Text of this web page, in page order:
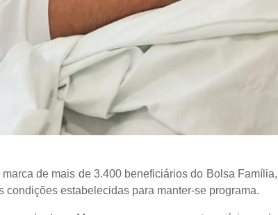
de mais de 3.400 beneficiários do Bolsa Família,
condições estabelecidas para manter-se programa.